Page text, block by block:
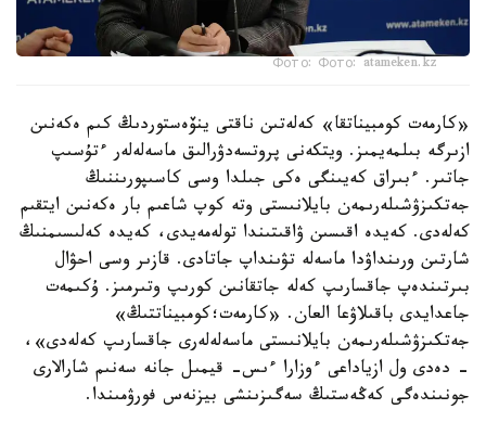
Фото: Фото: atameken.kz
«كارمەت كومبيناتقا» كەلەتىن ناقتى ينۆەستوردىڭ كىم ەكەنىن
ازىرگە بىلمەيمىز. ويتكەنى پروتسەدۋرالىق ماسەلەلەر ءتۇسىپ
جاتىر. ءبىراق كەيىنگى ەكى جىلدا وسى كاسىپورىننىڭ
جەتكىزۋشىلەرىمەن بايلانىستى وتە كوپ شاعىم بار ەكەنىن ايتقىم
كەلەدى. كەيدە اقىسىن ۋاقىتىندا تولەمەيدى، كەيدە كەلىسىمنىڭ
شارتىن ورىنداۋدا ماسەلە تۋىنداپ جاتادى. قازىر وسى احۋال
بىرتىندەپ جاقسارىپ كەلە جاتقانىن كورىپ وتىرمىز. ۇكىمەت
جاعدايدى باقىلاۋعا العان. «كارمەت؛كومبيناتتىڭ»
جەتكىزۋشىلەرىمەن بايلانىستى ماسەلەلەرى جاقسارىپ كەلەدى»،
- دەدى ول ازياداعى ءوزارا ءىس- قيمىل جانە سەنىم شارالارى
جونىندەگى كەڭەستىڭ سەگىزىنشى بيزنەس فورۋمىندا.